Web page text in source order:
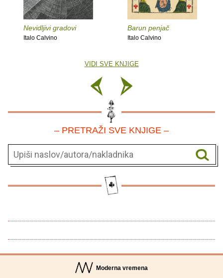
Nevidljivi gradovi
Italo Calvino
Barun penjač
Italo Calvino
VIDI SVE KNJIGE
– PRETRAŽI SVE KNJIGE –
Moderna vremena